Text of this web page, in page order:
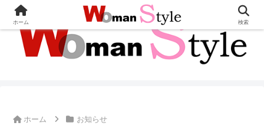
ホーム お知らせ
ホーム 検索